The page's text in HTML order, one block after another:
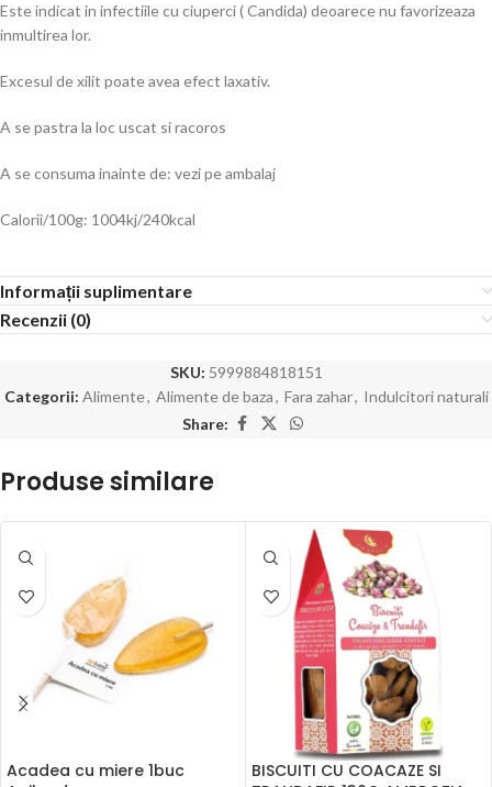
Este indicat in infectiile cu ciuperci ( Candida) deoarece nu favorizeaza
inmultirea lor.
Excesul de xilit poate avea efect laxativ.
A se pastra la loc uscat si racoros
A se consuma inainte de: vezi pe ambalaj
Calorii/100g: 1004kj/240kcal
Informații suplimentare
Recenzii (0)
SKU: 5999884818151
Categorii: Alimente, Alimente de baza, Fara zahar, Indulcitori naturali
Share:
Produse similare
Acadea cu miere 1buc
BISCUITI CU COACAZE SI